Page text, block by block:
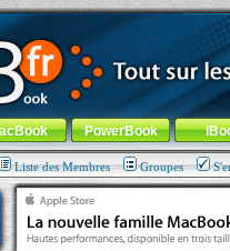
nomade !
général-Aller au menu de
PowerBook
Liste des Membres Groupes